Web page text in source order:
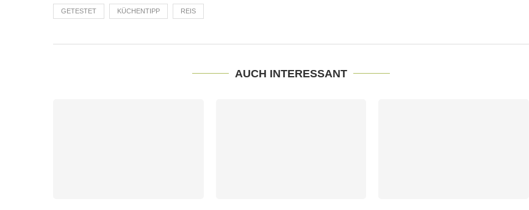
GETESTET KÜCHENTIPP REIS
AUCH INTERESSANT